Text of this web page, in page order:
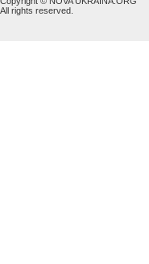
All rights reserved.